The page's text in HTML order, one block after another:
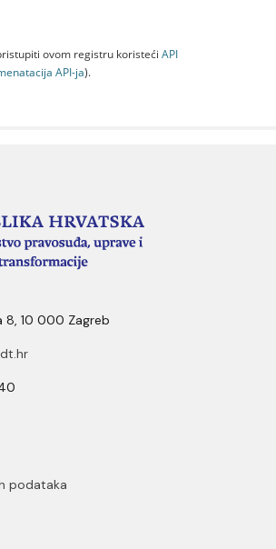
ovom registru koristeći API
API-jа).